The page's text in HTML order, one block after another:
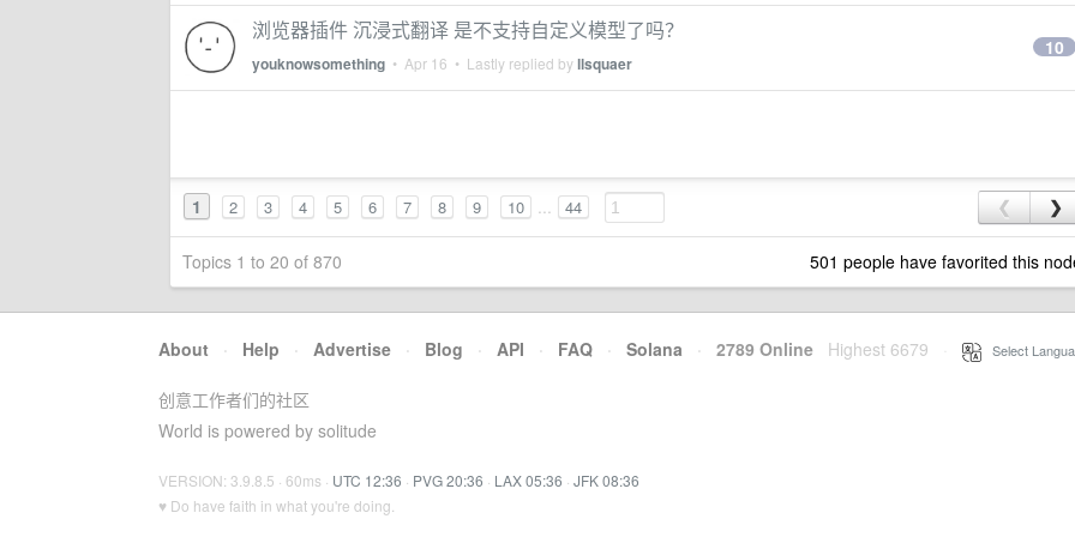
浏览器插件 沉浸式翻译 是不支持自定义模型了吗？
youknowsomething • Apr 16 • Lastly replied byllsquaer
10
1 2 3 4 5 6 7 8 9 10 ... 44 ❮ ❯
Topics 1 to 20 of 870 501 people have favorited this
About · Help · Advertise · Blog · API · FAQ · Solana · 2789 Online Highest 6679 Select
创意工作者们的社区
World is powered by solitude
VERSION: 3.9.8.5 · 60ms · UTC 12:36 · PVG 20:36 · LAX 05:36 · JFK 08:36
♥ Do have faith in what you're doing.